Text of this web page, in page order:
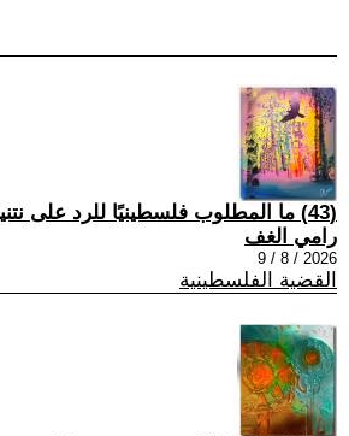
(43) ما المطلوب فلسطينيًا للرد على نتنياهو؟
رامي الغف
2026 / 8 / 9
القضية الفلسطينية